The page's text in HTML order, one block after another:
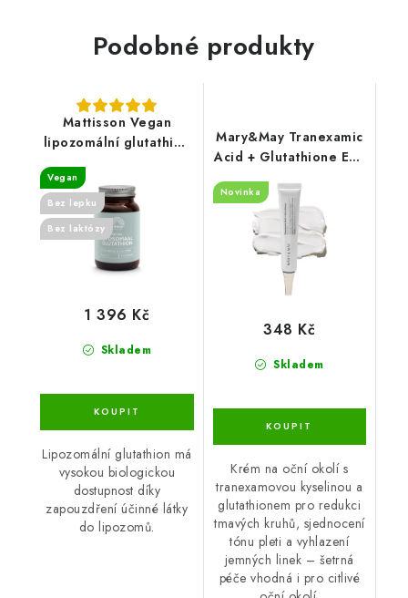
Podobné produkty
Mattisson Vegan
lipozomální glutathion
- 60 kapslí
Vegan
Bez lepku
Bez laktózy
Skladem
1 396 Kč
Lipozomální glutathion má
vysokou biologickou
dostupnost díky
zapouzdření účinné látky
do lipozomů.
Mary&May Tranexamic
Acid + Glutathione Eye
Cream 30 ml
Novinka
Skladem
348 Kč
Krém na oční okolí s
tranexamovou kyselinou a
glutathionem pro redukci
tmavých kruhů, sjednocení
tónu pleti a vyhlazení
jemných linek – šetrná
péče vhodná i pro citlivé